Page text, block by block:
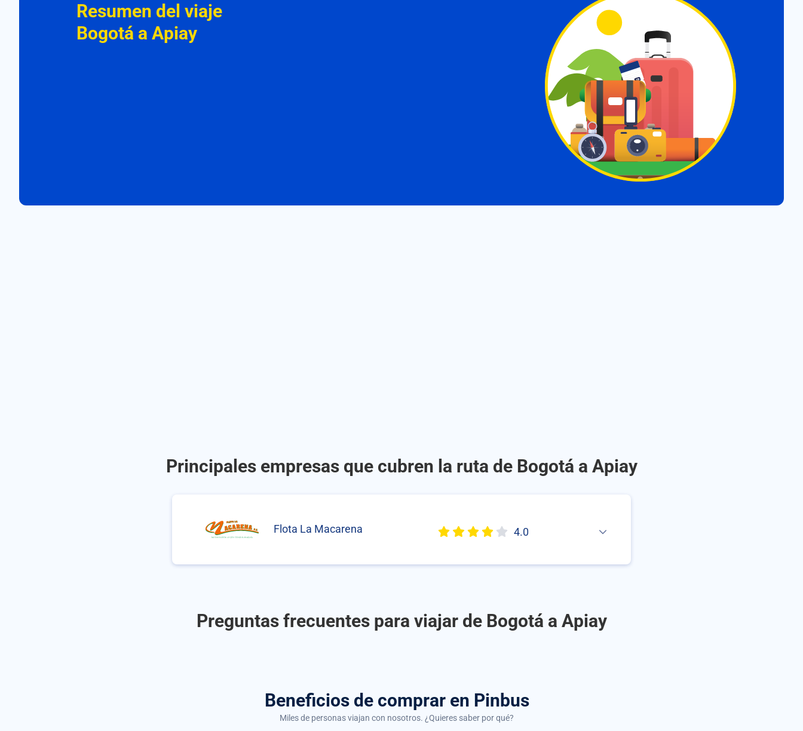
Resumen del viaje
Bogotá a Apiay
Principales empresas que cubren la ruta de Bogotá a Apiay
Flota La Macarena 4.0
Preguntas frecuentes para viajar de Bogotá a Apiay
Beneficios de comprar en Pinbus
Miles de personas viajan con nosotros. ¿Quieres saber por qué?